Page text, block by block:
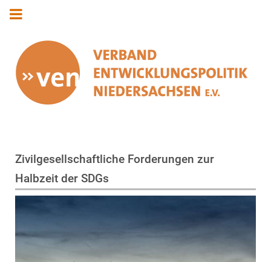
Zivilgesellschaftliche Forderungen zur
Halbzeit der SDGs